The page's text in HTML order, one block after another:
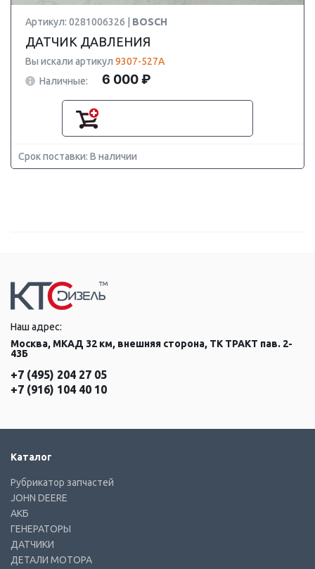
Артикул: 0281006326 | BOSCH
ДАТЧИК ДАВЛЕНИЯ
Вы искали артикул 9307-527A
Наличные:
6 000 ₽
Срок поставки: В наличии
Наш адрес:
Москва, МКАД 32 км, внешняя сторона, ТК ТРАКТ пав. 2-
43Б
+7 (495) 204 27 05
+7 (916) 104 40 10
Каталог
Рубрикатор запчастей
JOHN DEERE
АКБ
ГЕНЕРАТОРЫ
ДАТЧИКИ
ДЕТАЛИ МОТОРА